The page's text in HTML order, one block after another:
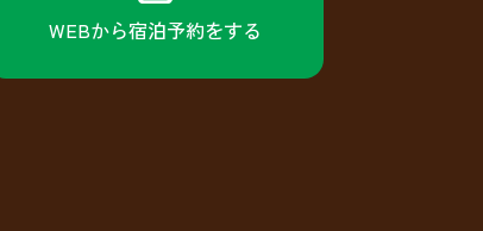
WEBから宿泊予約をする